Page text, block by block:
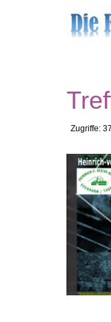
Zugriffe: